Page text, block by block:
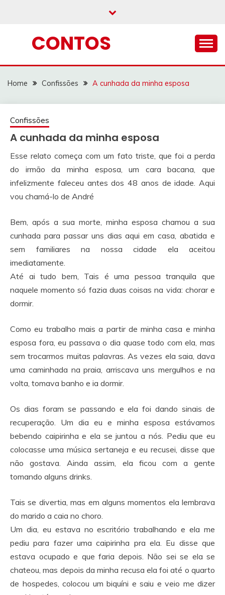
CONTOS
Home Confissões A cunhada da minha esposa
Confissões
A cunhada da minha esposa
Esse relato começa com um fato triste, que foi a perda
do irmão da minha esposa, um cara bacana, que
infelizmente faleceu antes dos 48 anos de idade. Aqui
vou chamá-lo de André
Bem, após a sua morte, minha esposa chamou a sua
cunhada para passar uns dias aqui em casa, abatida e
sem familiares na nossa cidade ela aceitou
imediatamente.
Até ai tudo bem, Tais é uma pessoa tranquila que
naquele momento só fazia duas coisas na vida: chorar e
dormir.
Como eu trabalho mais a partir de minha casa e minha
esposa fora, eu passava o dia quase todo com ela, mas
sem trocarmos muitas palavras. As vezes ela saia, dava
uma caminhada na praia, arriscava uns mergulhos e na
volta, tomava banho e ia dormir.
Os dias foram se passando e ela foi dando sinais de
recuperação. Um dia eu e minha esposa estávamos
bebendo caipirinha e ela se juntou a nós. Pediu que eu
colocasse uma música sertaneja e eu recusei, disse que
não gostava. Ainda assim, ela ficou com a gente
tomando alguns drinks.
Tais se divertia, mas em alguns momentos ela lembrava
do marido a caia no choro.
Um dia, eu estava no escritório trabalhando e ela me
pediu para fazer uma caipirinha pra ela. Eu disse que
estava ocupado e que faria depois. Não sei se ela se
chateou, mas depois da minha recusa ela foi até o quarto
de hospedes, colocou um biquíni e saiu e veio me dizer